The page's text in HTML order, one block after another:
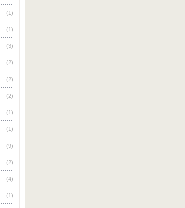
(1)
(1)
(3)
(2)
(2)
(2)
(1)
(1)
(9)
(2)
(4)
(1)